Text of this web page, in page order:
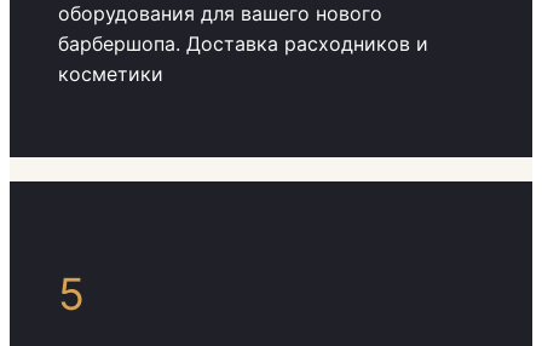
оборудования для вашего нового
барбершопа. Доставка расходников и
косметики
5